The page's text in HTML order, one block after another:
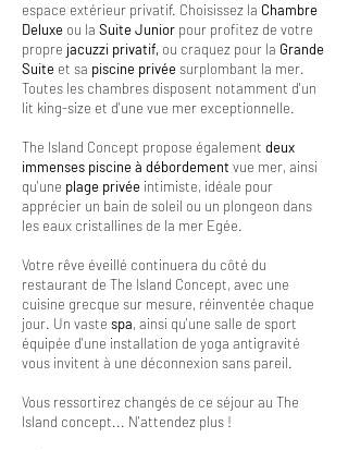
espace extérieur privatif. Choisissez la Chambre
Deluxe ou la Suite Junior pour profitez de votre
propre jacuzzi privatif, ou craquez pour la Grande
Suite et sa piscine privéesurplombant la mer.
Toutes les chambres disposent notamment d'un
lit king-size et d'une vue mer exceptionnelle.
The Island Concept propose également deux
immenses piscine à débordement vue mer, ainsi
qu'une plage privée intimiste, idéale pour
apprécier un bain de soleil ou un plongeon dans
les eaux cristallines de la mer Egée.
Votre rêve éveillé continuera du côté du
restaurant de The Island Concept, avec une
cuisine grecque sur mesure, réinventée chaque
jour. Un vaste spa, ainsi qu'une salle de sport
équipée d'une installation de yoga antigravité
vous invitent à une déconnexion sans pareil.
Vous ressortirez changés de ce séjour au The
Island concept... N'attendez plus !